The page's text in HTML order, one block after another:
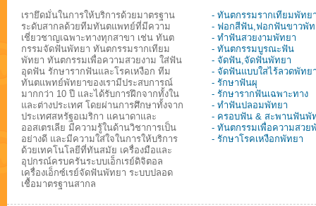
เรายึดมั่นในการให้บริการด้วยมาตรฐาน
ระดับสากลด้วยทีมทันตแพทย์ที่มีความ
เชี่ยวชาญเฉพาะทางทุกสาขา เช่น ทันต
กรรมจัดฟันพัทยา ทันตกรรมรากเทียม
พัทยา ทันตกรรมเพื่อความสวยงาม ใส่ฟัน
อุดฟัน รักษารากฟันและโรคเหงือก ทีม
ทันตแพทย์พัทยาของเรามีประสบการณ์
มากกว่า 10 ปี และได้รับการฝึกจากทั้งใน
และต่างประเทศ โดยผ่านการศึกษาทั้งจาก
ประเทศสหรัฐอเมริกา แคนาดาและ
ออสเตรเลีย มีความรู้ในด้านวิชาการเป็น
อย่างดี และมีความใส่ใจในการให้บริการ
ด้วยเทคโนโลยีที่ทันสมัย เครื่องมือและ
อุปกรณ์ครบครันระบบเอ็กเรย์ดิจิตอล
เครื่องเอ็กซ์เรย์จัดฟันพัทยา ระบบปลอด
เชื้อมาตรฐานสากล
- ทันตกรรมรากเทียมพัทย
- ฟอกสีฟัน,ฟอกฟันขาวพัท
- ทำฟันสวยงามพัทยา
- ทันตกรรมบูรณะฟัน
- จัดฟัน,จัดฟันพัทยา
- จัดฟันแบบใสไร้ลวดพัทย
- รักษาฟันผุ
- รักษารากฟันเฉพาะทาง
- ทำฟันปลอมพัทยา
- ครอบฟัน & สะพานฟันพั
- ทันตกรรมเพื่อความสวย
- รักษาโรคเหงือกพัทยา